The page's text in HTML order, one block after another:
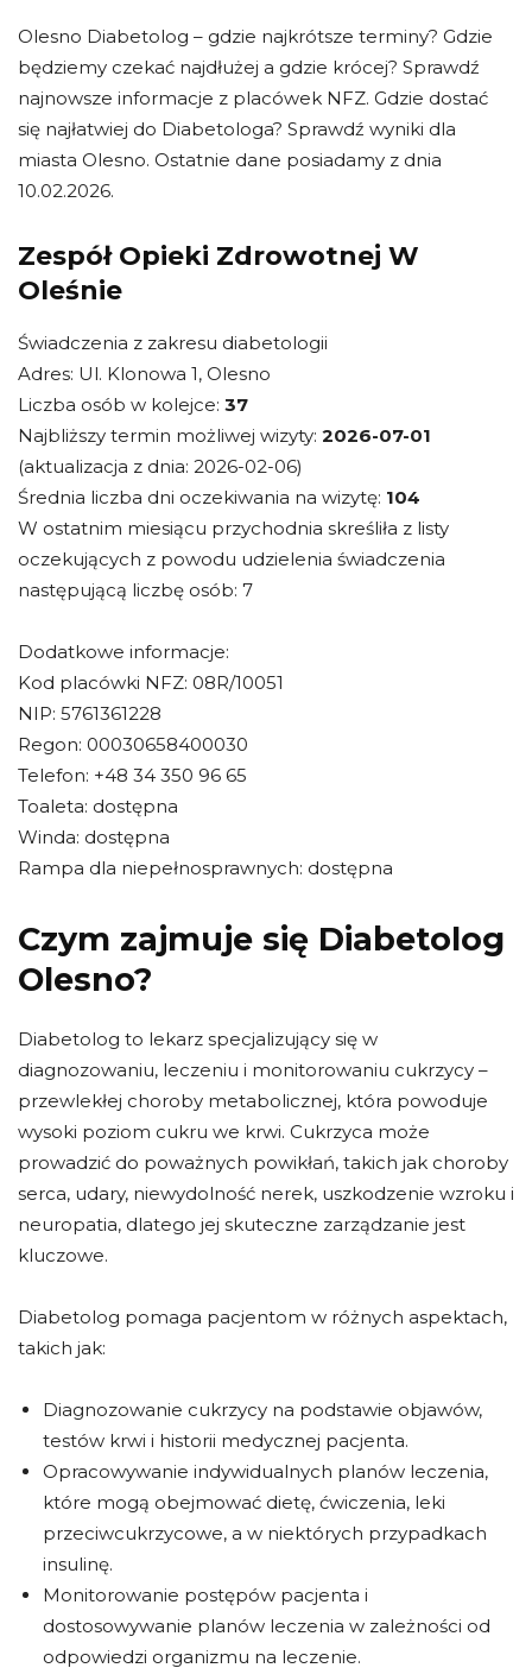
Olesno Diabetolog – gdzie najkrótsze terminy? Gdzie
będziemy czekać najdłużej a gdzie krócej? Sprawdź
najnowsze informacje z placówek NFZ. Gdzie dostać
się najłatwiej do Diabetologa? Sprawdź wyniki dla
miasta Olesno. Ostatnie dane posiadamy z dnia
10.02.2026.
Zespół Opieki Zdrowotnej W
Oleśnie
Świadczenia z zakresu diabetologii
Adres: Ul. Klonowa 1, Olesno
Liczba osób w kolejce: 37
Najbliższy termin możliwej wizyty: 2026-07-01
(aktualizacja z dnia: 2026-02-06)
Średnia liczba dni oczekiwania na wizytę: 104
W ostatnim miesiącu przychodnia skreśliła z listy
oczekujących z powodu udzielenia świadczenia
następującą liczbę osób: 7
Dodatkowe informacje:
Kod placówki NFZ: 08R/10051
NIP: 5761361228
Regon: 00030658400030
Telefon: +48 34 350 96 65
Toaleta: dostępna
Winda: dostępna
Rampa dla niepełnosprawnych: dostępna
Czym zajmuje się Diabetolog
Olesno?
Diabetolog to lekarz specjalizujący się w
diagnozowaniu, leczeniu i monitorowaniu cukrzycy –
przewlekłej choroby metabolicznej, która powoduje
wysoki poziom cukru we krwi. Cukrzyca może
prowadzić do poważnych powikłań, takich jak choroby
serca, udary, niewydolność nerek, uszkodzenie wzroku i
neuropatia, dlatego jej skuteczne zarządzanie jest
kluczowe.
Diabetolog pomaga pacjentom w różnych aspektach,
takich jak:
Diagnozowanie cukrzycy na podstawie objawów,
testów krwi i historii medycznej pacjenta.
Opracowywanie indywidualnych planów leczenia,
które mogą obejmować dietę, ćwiczenia, leki
przeciwcukrzycowe, a w niektórych przypadkach
insulinę.
Monitorowanie postępów pacjenta i
dostosowywanie planów leczenia w zależności od
odpowiedzi organizmu na leczenie.